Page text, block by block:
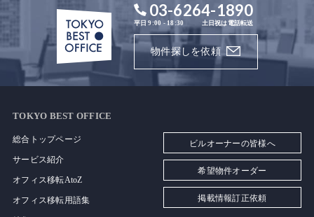
03-6264-1890
平日 9:00 - 18:30 土日祝は電話転送
物件探しを依頼
TOKYO BEST OFFICE
総合トップページ
サービス紹介
オフィス移転AtoZ
オフィス移転用語集
ビルオーナーの皆様へ
希望物件オーダー
掲載情報訂正依頼